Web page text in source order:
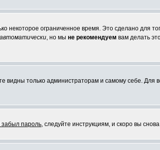
некоторое ограниченное время. Это сделано для
, но мы не рекомендуем вам делать
видны только администраторам и самому себе. Для
пароль, следуйте инструкциям, и скоро вы